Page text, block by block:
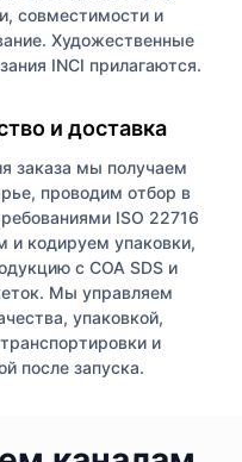
совместимости и
Художественные
INCI прилагаются.
и доставка
заказа мы получаем
проводим отбор в
ISO 22716
и кодируем упаковки,
с COA SDS и
Мы управляем
упаковкой,
и
после запуска.